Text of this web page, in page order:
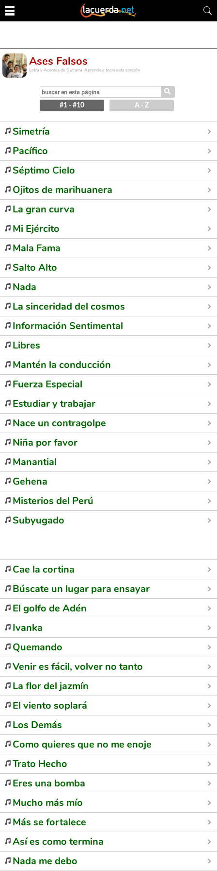
Ases Falsos
Letra y Acordes de Guitarra. Aprende a tocar esta canción
⚲
#1 - #10 A - Z
Simetría
Pacífico
Séptimo Cielo
Ojitos de marihuanera
La gran curva
Mi Ejército
Mala Fama
Salto Alto
Nada
La sinceridad del cosmos
Información Sentimental
Libres
Mantén la conducción
Fuerza Especial
Estudiar y trabajar
Nace un contragolpe
Niña por favor
Manantial
Gehena
Misterios del Perú
Subyugado
Cae la cortina
Búscate un lugar para ensayar
El golfo de Adén
Ivanka
Quemando
Venir es fácil, volver no tanto
La flor del jazmín
El viento soplará
Los Demás
Como quieres que no me enoje
Trato Hecho
Eres una bomba
Mucho más mío
Más se fortalece
Así es como termina
Nada me debo